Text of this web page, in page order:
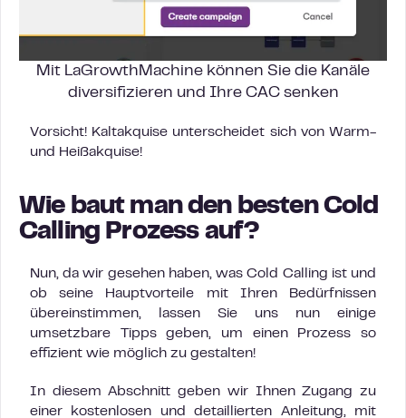
Mit LaGrowthMachine können Sie die Kanäle
diversifizieren und Ihre CAC senken
Vorsicht! Kaltakquise unterscheidet sich von Warm-
und Heißakquise!
Wie baut man den besten Cold
Calling Prozess auf?
Nun, da wir gesehen haben, was Cold Calling ist und
ob seine Hauptvorteile mit Ihren Bedürfnissen
übereinstimmen, lassen Sie uns nun einige
umsetzbare Tipps geben, um einen Prozess so
effizient wie möglich zu gestalten!
In diesem Abschnitt geben wir Ihnen Zugang zu
einer kostenlosen und detaillierten Anleitung, mit